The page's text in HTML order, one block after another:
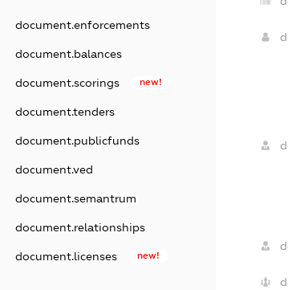
document.enforcements
document.balances
document.scorings new!
document.tenders
document.publicfunds
document.ved
document.semantrum
document.relationships
document.licenses new!